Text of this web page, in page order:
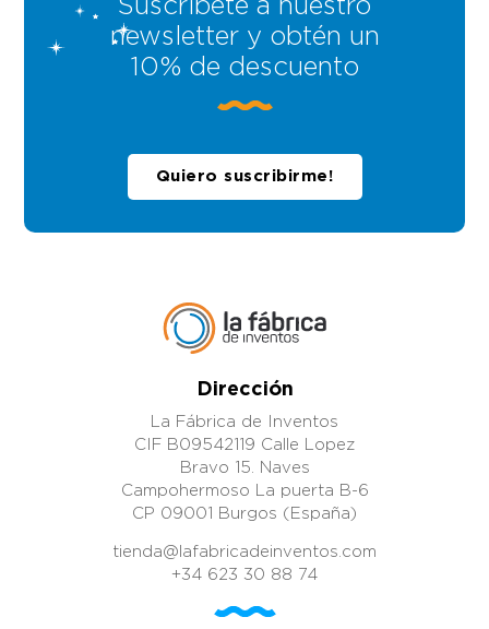
Suscríbete a nuestro
newsletter y obtén un
10% de descuento
Quiero suscribirme!
Dirección
La Fábrica de Inventos
CIF B09542119 Calle Lopez
Bravo 15. Naves
Campohermoso La puerta B-6
CP 09001 Burgos (España)
tienda@lafabricadeinventos.com
+34 623 30 88 74